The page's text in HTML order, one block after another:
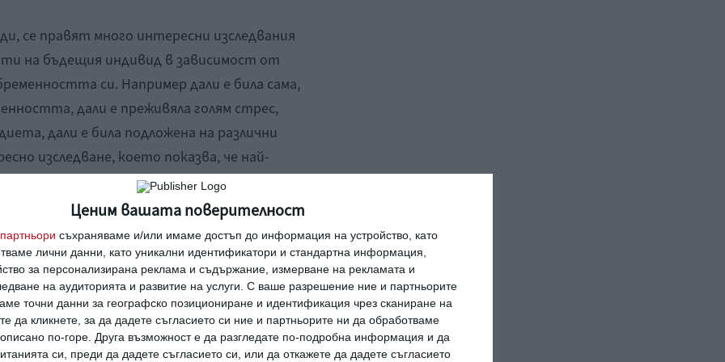
Ценим вашата поверителност
партньори съхраняваме и/или имаме достъп до информация на устройство, като
лични данни, като уникални идентификатори и стандартна информация,
за персонализирана реклама и съдържание, измерване на рекламата и
на аудиторията и развитие на услуги. С ваше разрешение ние и партньорите
точни данни за географско позициониране и идентификация чрез сканиране на
да кликнете, за да дадете съгласието си ние и партньорите ни да обработваме
описано по-горе. Друга възможност е да разгледате по-подробна информация и да
си, преди да дадете съгласието си, или да откажете да дадете съгласието
се правят много интересни изследвания
на бъдещия индивид в зависимост от
си. Например дали е била сама,
дали е преживяла голям стрес,
дали е била подложена на различни
изследване, което показва, че най-
дете представлява
след шестия месец.
бременността без сътресения,
оптимистична нагласа към света се
още в утробата един бъдещ